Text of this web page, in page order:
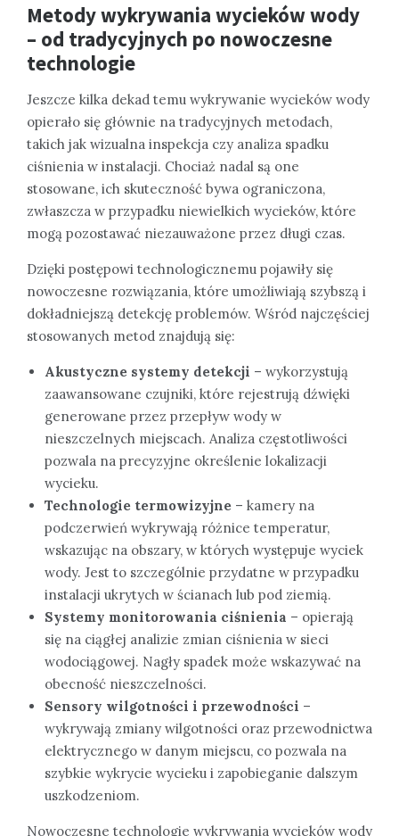
Metody wykrywania wycieków wody
– od tradycyjnych po nowoczesne
technologie
Jeszcze kilka dekad temu wykrywanie wycieków wody
opierało się głównie na tradycyjnych metodach,
takich jak wizualna inspekcja czy analiza spadku
ciśnienia w instalacji. Chociaż nadal są one
stosowane, ich skuteczność bywa ograniczona,
zwłaszcza w przypadku niewielkich wycieków, które
mogą pozostawać niezauważone przez długi czas.
Dzięki postępowi technologicznemu pojawiły się
nowoczesne rozwiązania, które umożliwiają szybszą i
dokładniejszą detekcję problemów. Wśród najczęściej
stosowanych metod znajdują się:
Akustyczne systemy detekcji – wykorzystują
zaawansowane czujniki, które rejestrują dźwięki
generowane przez przepływ wody w
nieszczelnych miejscach. Analiza częstotliwości
pozwala na precyzyjne określenie lokalizacji
wycieku.
Technologie termowizyjne – kamery na
podczerwień wykrywają różnice temperatur,
wskazując na obszary, w których występuje wyciek
wody. Jest to szczególnie przydatne w przypadku
instalacji ukrytych w ścianach lub pod ziemią.
Systemy monitorowania ciśnienia – opierają
się na ciągłej analizie zmian ciśnienia w sieci
wodociągowej. Nagły spadek może wskazywać na
obecność nieszczelności.
Sensory wilgotności i przewodności –
wykrywają zmiany wilgotności oraz przewodnictwa
elektrycznego w danym miejscu, co pozwala na
szybkie wykrycie wycieku i zapobieganie dalszym
uszkodzeniom.
Nowoczesne technologie wykrywania wycieków wody